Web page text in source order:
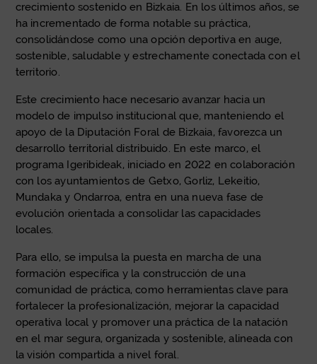
crecimiento sostenido en Bizkaia. En los últimos años, se
ha incrementado de forma notable su práctica,
consolidándose como una opción deportiva en auge,
sostenible, saludable y estrechamente conectada con el
territorio.
Este crecimiento hace necesario avanzar hacia un
modelo de impulso institucional que, manteniendo el
apoyo de la Diputación Foral de Bizkaia, favorezca un
desarrollo territorial distribuido. En este marco, el
programa Igeribideak, iniciado en 2022 en colaboración
con los ayuntamientos de Getxo, Gorliz, Lekeitio,
Mundaka y Ondarroa, entra en una nueva fase de
evolución orientada a consolidar las capacidades
locales.
Para ello, se impulsa la puesta en marcha de una
formación específica y la construcción de una
comunidad de práctica, como herramientas clave para
fortalecer la profesionalización, mejorar la capacidad
operativa local y promover una práctica de la natación
en el mar segura, organizada y sostenible, alineada con
la visión compartida a nivel foral.